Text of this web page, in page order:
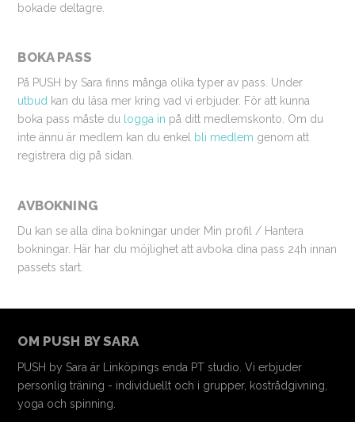
bokade deltagre.
BOKA PASS
På PUSH by Sara finns många olika typer av pass. Under
utbud kan du läsa mer kring vad vi erbjuder. För att kunna
boka pass måste du logga in på ditt medlemskonto. Om du
inte ännu är medlem kan du enkel bli medlem genom att
registrera dig på sidan.
AVBOKNING
Du kan se alla dina bokningar under Min profil / Hantera
bokningar. Här har du möjlighet att avboka dina pass 24h innan
passets start.
OM PUSH BY SARA
PUSH by Sara är Linköpings enda PT studio. Vi erbjuder
personlig träning - individuellt och i grupper, kostrådgivning,
yoga och spinning.